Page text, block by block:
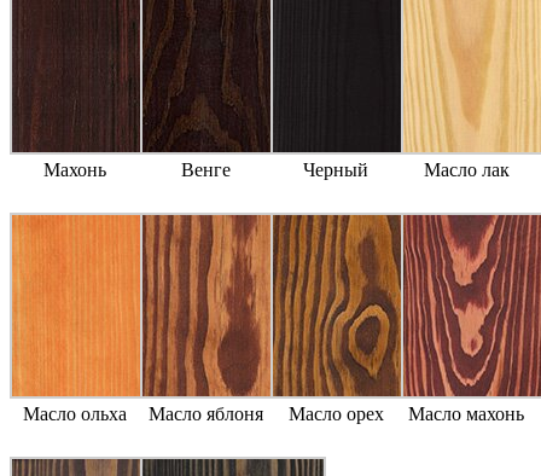
Махонь Венге Черный Масло лак
Масло ольха Масло яблоня Масло орех Масло махонь